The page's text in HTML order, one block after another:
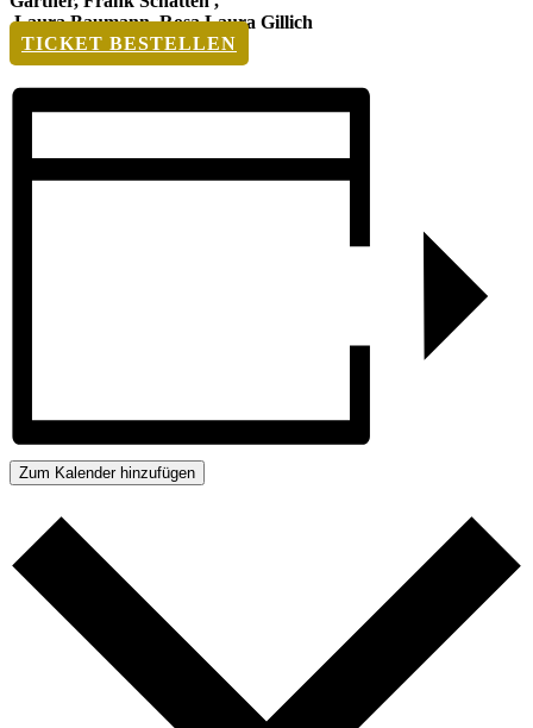
Laura Baumann, Rosa Laura Gillich
TICKET BESTELLEN
Zum Kalender hinzufügen